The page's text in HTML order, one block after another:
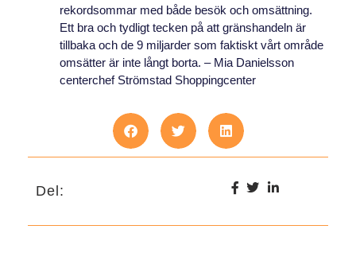
rekordsommar med både besök och omsättning.
Ett bra och tydligt tecken på att gränshandeln är
tillbaka och de 9 miljarder som faktiskt vårt område
omsätter är inte långt borta. – Mia Danielsson
centerchef Strömstad Shoppingcenter
Del: